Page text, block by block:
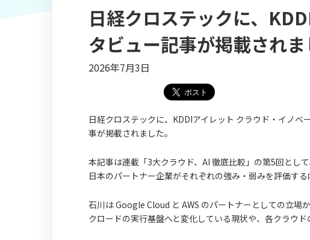
日経クロステックに、
タビュー記事が掲載されま
2026年7月3日
日経クロステックに、KDDIアイレット クラウド・イノ
事が掲載されました。
本記事は連載「3大クラウド、AI 徹底比較」の第5回とし
日本のパートナー企業がそれぞれの強み・弱みを評価する
石川は Google Cloud と AWS のパートナーとしての立場
クロードの実行基盤へと変化している現状や、各クラウド